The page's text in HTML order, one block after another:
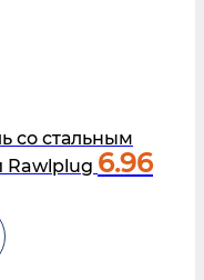
со стальным
Rawlplug 6.96